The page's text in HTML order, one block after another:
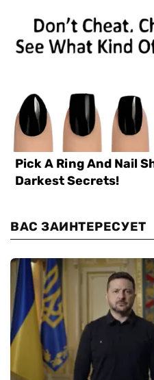
ВАС ЗАИНТЕРЕСУЕТ